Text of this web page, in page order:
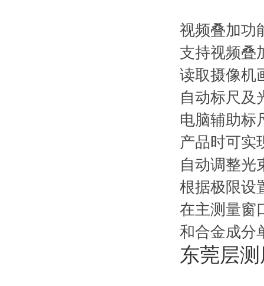
视频叠加功
支持视频叠
读取摄像机
自动标尺及
电脑辅助标
产品时可实
自动调整光
根据极限设
在主测量窗
和合金成分
东莞层